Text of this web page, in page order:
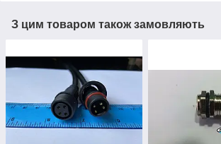
З цим товаром також замовляють